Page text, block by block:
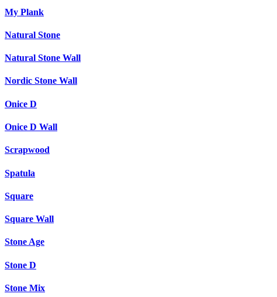
My Plank
Natural Stone
Natural Stone Wall
Nordic Stone Wall
Onice D
Onice D Wall
Scrapwood
Spatula
Square
Square Wall
Stone Age
Stone D
Stone Mix